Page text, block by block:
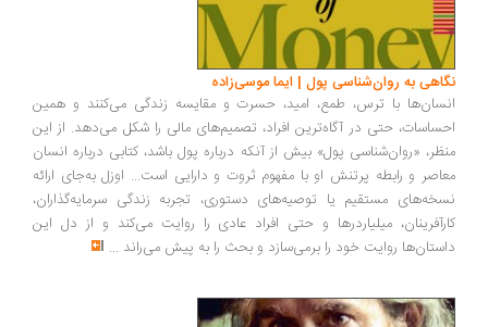
به روان‌شناسی پول | ایما موسی‌زاده
با ترس، طمع، امید، حسرت و مقایسه زندگی می‌کنند و همین
حتی در آگاه‌ترین افراد، تصمیم‌های مالی را شکل می‌دهد. از این
«روان‌شناسی پول» بیش از آنکه درباره پول باشد، کتابی درباره انسان
و رابطه پرتنش او با مفهوم ثروت و دارایی است... اوزل به‌جای ارائه
مستقیم یا توصیه‌های دستوری، تجربه زندگی سرمایه‌گذاران،
میلیاردرها و حتی افراد عادی را روایت می‌کند و از دل این
روایت خود را برمی‌سازد و بحث را به پیش می‌راند ...